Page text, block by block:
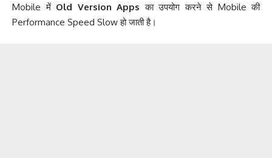
Mobile में Old Version Appsका उपयोग करने से Mobile की
Performance Speed Slow हो जाती है।